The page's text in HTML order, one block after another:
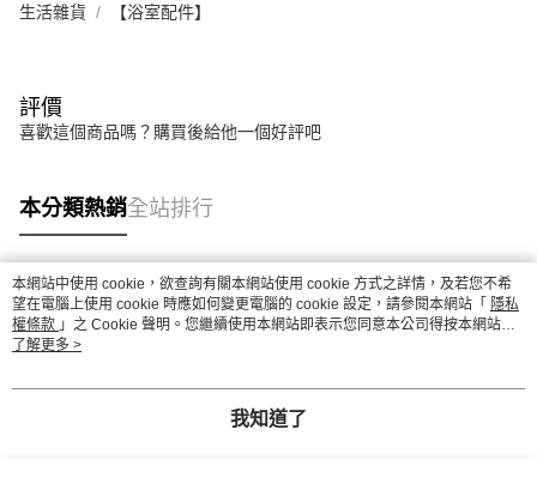
生活雜貨 【浴室配件】
評價
喜歡這個商品嗎？購買後給他一個好評吧
本分類熱銷全站排行
熱門標籤
本網站中使用 cookie，欲查詢有關本網站使用 cookie 方式之詳情，及若您不希
望在電腦上使用 cookie 時應如何變更電腦的 cookie 設定，請參閱本網站「 隱私
權條款 」之 Cookie 聲明。您繼續使用本網站即表示您同意本公司得按本網站使
用條款之 Cookie 聲明使用 cookie。
了解更多 >
我知道了